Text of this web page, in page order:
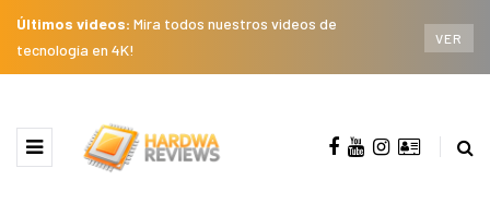
Últimos videos: Mira todos nuestros videos de
tecnología en 4K!
VER